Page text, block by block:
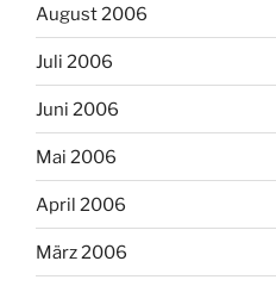
August 2006
Juli 2006
Juni 2006
Mai 2006
April 2006
März 2006